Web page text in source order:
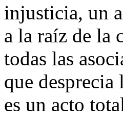
injusticia, un
a la raíz de la
todas las
que
es un acto